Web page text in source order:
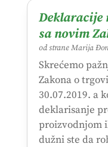
Deklaracije
sa novim
od straneMarija
Skrećemo
Zakona o
30.07.2019. a
deklarisanje
proizvodnjom
dužni ste da